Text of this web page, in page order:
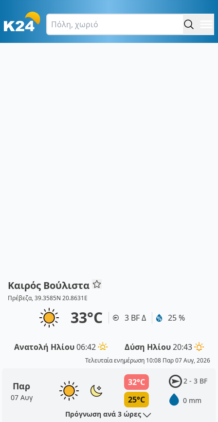
Καιρός Βούλιστα
Πρέβεζα, 39.3585N 20.8631E
33°C 3 BF Δ 25 %
Ανατολή Ηλίου06:42 Δύση Ηλίου20:43
Τελευταία ενημέρωση 10:08 Παρ 07 Αυγ, 2026
Παρ
07 Αυγ
32°C
25°C
2 - 3 BF
0 mm
Πρόγνωση ανά 3 ώρες